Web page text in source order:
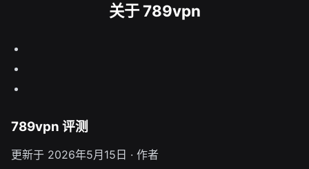
关于 789vpn
789vpn 评测
更新于 2026年5月15日 · 作者